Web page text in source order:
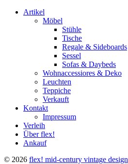
Artikel
Möbel
Stühle
Tische
Regale & Sideboards
Sessel
Sofas & Daybeds
Wohnaccessiores & Deko
Leuchten
Teppiche
Verkauft
Kontakt
Impressum
Verleih
Über flex!
Ankauf
© 2026 flex! mid-century vintage design